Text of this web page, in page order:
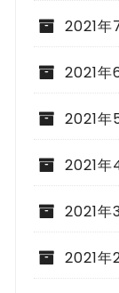
2021年
2021年
2021年
2021年
2021年
2021年